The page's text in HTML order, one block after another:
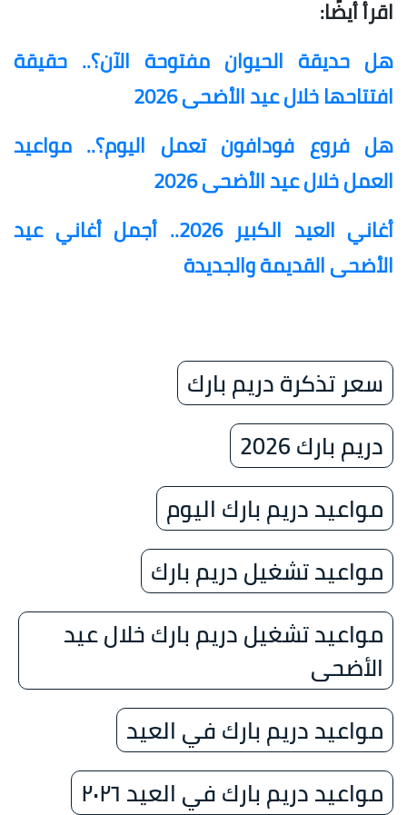
اقرأ أيضًا:
هل حديقة الحيوان مفتوحة الآن؟.. حقيقة
افتتاحها خلال عيد الأضحى 2026
هل فروع فودافون تعمل اليوم؟.. مواعيد
العمل خلال عيد الأضحى 2026
أغاني العيد الكبير 2026.. أجمل أغاني عيد
الأضحى القديمة والجديدة
سعر تذكرة دريم بارك
دريم بارك 2026
مواعيد دريم بارك اليوم
مواعيد تشغيل دريم بارك
مواعيد تشغيل دريم بارك خلال عيد
الأضحى
مواعيد دريم بارك في العيد
مواعيد دريم بارك في العيد ٢٠٢٦